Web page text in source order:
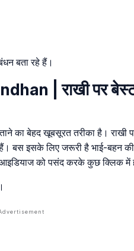
बता रहे हैं।
| राखी पर
का बेहद खूबसूरत तरीका है। राखी
बस इसके लिए जरूरी है भाई-बहन
आइडियाज को पसंद करके कुछ क्लिक